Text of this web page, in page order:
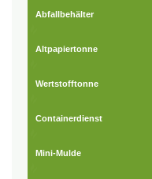
Abfallbehälter
Altpapiertonne
Wertstofftonne
Containerdienst
Mini-Mulde